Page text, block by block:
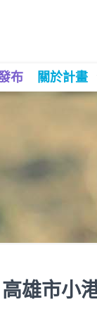
布 關於計畫
高雄市小